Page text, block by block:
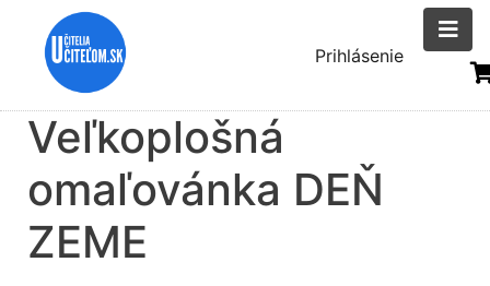
Menu
Prihlásenie
Veľkoplošná
omaľovánka DEŇ
ZEME